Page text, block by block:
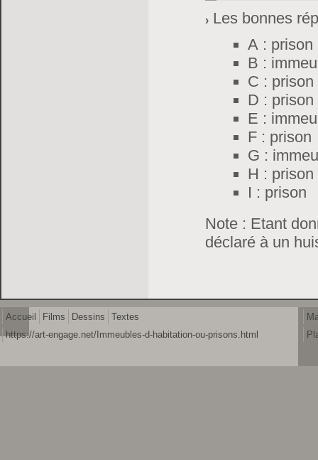
Les bonnes
A : prison
B :
C : prison
D : prison
E :
F : prison
G :
H : prison
I : prison
Note : Etant
déclaré à un
Accueil Films Dessins
Textes
https://art-engage.net/Immeubles-d-habitation-ou-prisons.html